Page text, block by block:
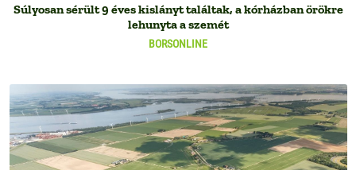
BORSONLINE
Súlyosan sérült 9 éves kislányt találtak, a kórházban örökre
lehunyta a szemét